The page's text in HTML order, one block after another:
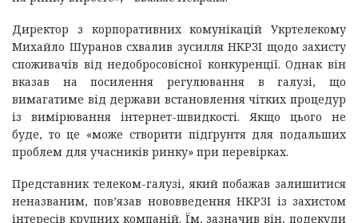
Директор з корпоративних комунікацій Укртелекому
Михайло Шуранов схвалив зусилля НКРЗІ щодо захисту
споживачів від недобросовісної конкуренції. Однак він
вказав на посилення регулювання в галузі, що
вимагатиме від держави встановлення чітких процедур
із вимірювання інтернет-швидкості. Якщо цього не
буде, то це «може створити підґрунтя для подальших
проблем для учасників ринку» при перевірках.
Представник телеком-галузі, який побажав залишитися
неназваним, пов’язав нововведення НКРЗІ із захистом
інтересів крупних компаній. Їм, зазначив він, подекуди